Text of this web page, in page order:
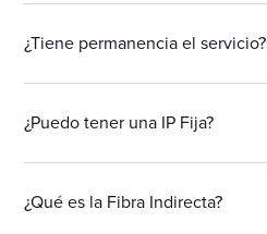
¿Tiene permanencia el servicio?
¿Puedo tener una IP Fija?
¿Qué es la Fibra Indirecta?